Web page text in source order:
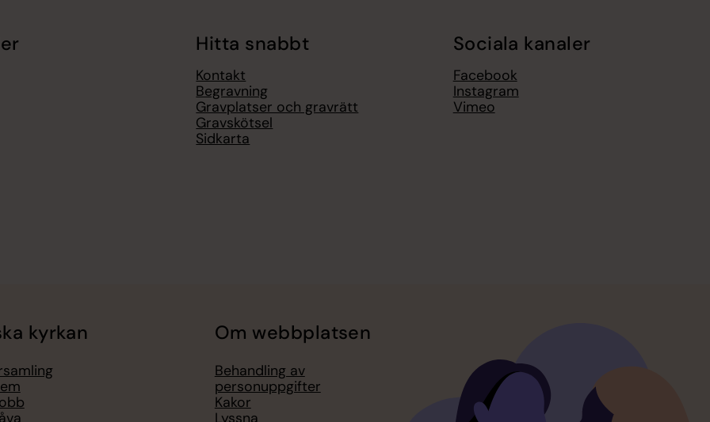
Hitta snabbt
Kontakt
Begravning
Gravplatser och gravrätt
Gravskötsel
Sidkarta
Sociala kanaler
Facebook
Instagram
Vimeo
kyrkan Om webbplatsen
Behandling av
personuppgifter
Kakor